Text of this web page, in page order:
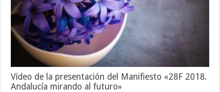
Vídeo de la presentación del Manifiesto «28F 2018.
Andalucía mirando al futuro»